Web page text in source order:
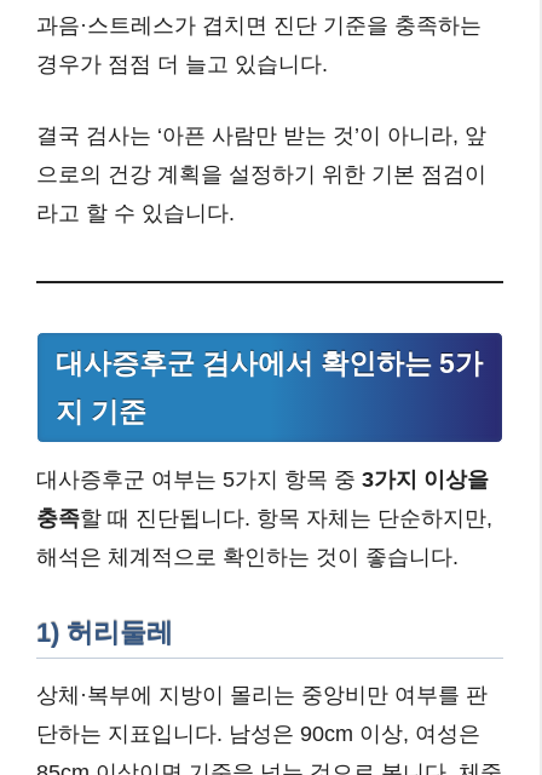
과음·스트레스가 겹치면 진단 기준을 충족하는
경우가 점점 더 늘고 있습니다.
결국 검사는 ‘아픈 사람만 받는 것’이 아니라, 앞
으로의 건강 계획을 설정하기 위한 기본 점검이
라고 할 수 있습니다.
대사증후군 검사에서 확인하는 5가
지 기준
대사증후군 여부는 5가지 항목 중 3가지 이상을
충족할 때 진단됩니다. 항목 자체는 단순하지만,
해석은 체계적으로 확인하는 것이 좋습니다.
1) 허리둘레
상체·복부에 지방이 몰리는 중앙비만 여부를 판
단하는 지표입니다. 남성은 90cm 이상, 여성은